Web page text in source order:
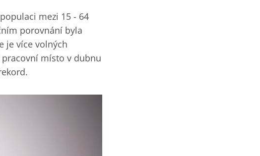
mezi 15 - 64
porovnání byla
je více volných
místo v dubnu